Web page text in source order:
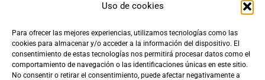
Uso de cookies
Para ofrecer las mejores experiencias, utilizamos tecnologías como las
cookies para almacenar y/o acceder a la información del dispositivo. El
consentimiento de estas tecnologías nos permitirá procesar datos como el
comportamiento de navegación o las identificaciones únicas en este sitio.
No consentir o retirar el consentimiento, puede afectar negativamente a
Tarifa de Envío
4,90€
Entrega Rápida
24-72h
Envíos Gratis
+100€